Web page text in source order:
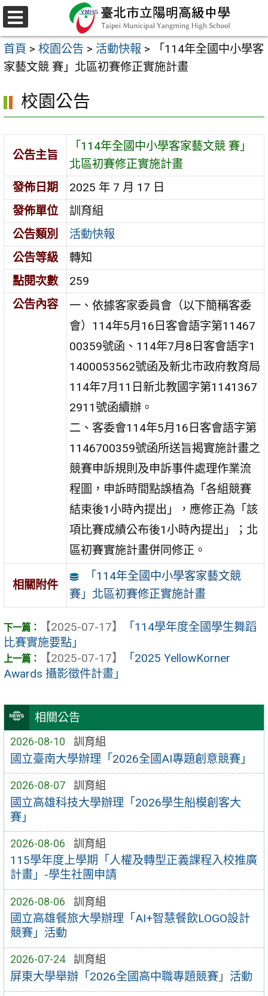
跳
至
主
要
容
區
選
單
首頁 > 校園公告 > 活動快報 >
「114年全國中小學客
家藝文競 賽」北區初賽修正實施計畫
相關公告
2026-08-10 訓育組
國立臺南大學辦理「2026全國AI專題創意競賽」
2026-08-07 訓育組
國立高雄科技大學辦理「2026學生船模創客大
賽」
2026-08-06 訓育組
115學年度上學期「人權及轉型正義課程入校推廣
計畫」-學生社團申請
2026-08-06 訓育組
國立高雄餐旅大學辦理「AI+智慧餐飲LOGO設計
競賽」活動
2026-07-24 訓育組
屏東大學舉辦「2026全國高中職專題競賽」活動
校園公告
公告主旨
「114年全國中小學客家藝文競 賽」
北區初賽修正實施計畫
發佈日期
2025 年 7 月 17 日
發佈單位
訓育組
公告類別
活動快報
公告等級
轉知
點閱次數
259
公告內容
一、依據客家委員會（以下簡稱客委
會）114年5月16日客會語字第11467
00359號函、114年7月8日客會語字1
1400053562號函及新北市政府教育局
114年7月11日新北教國字第1141367
2911號函續辦。
二、客委會114年5月16日客會語字第
1146700359號函所送旨揭實施計畫之
競賽申訴規則及申訴事件處理作業流
程圖，申訴時間點誤植為「各組競賽
結束後1小時內提出」，應修正為「該
項比賽成績公布後1小時內提出」；北
區初賽實施計畫併同修正。
相關附件
「114年全國中小學客家藝文競
賽」北區初賽修正實施計畫
【2025-07-17】
「114學年度全國學生舞蹈
比賽實施要點」
【2025-07-17】
「2025 YellowKorner
Awards 攝影徵件計畫」